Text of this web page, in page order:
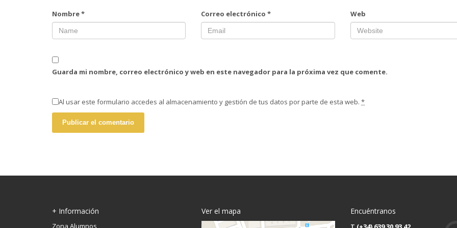
Nombre* Correo electrónico* Web
Guarda mi nombre, correo electrónico y web en este navegador para la próxima vez que comente.
Al usar este formulario accedes al almacenamiento y gestión de tus datos por parte de esta web. *
+ Información
Zona Alumnos
Ver el mapa Encuéntranos